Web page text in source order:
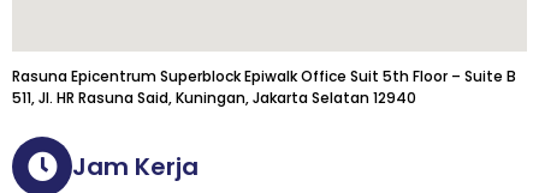
Rasuna Epicentrum Superblock Epiwalk Office Suit 5th Floor – Suite B
511, Jl. HR Rasuna Said, Kuningan, Jakarta Selatan 12940
Jam Kerja